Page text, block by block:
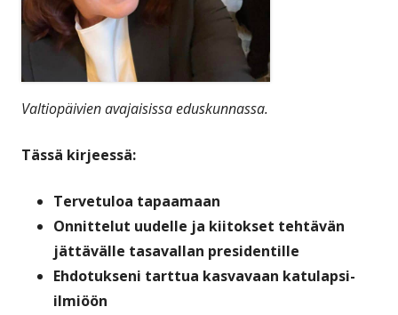
Valtiopäivien avajaisissa eduskunnassa.
Tässä kirjeessä:
Tervetuloa tapaamaan
Onnittelut uudelle ja kiitokset tehtävän
jättävälle tasavallan presidentille
Ehdotukseni tarttua kasvavaan katulapsi-
ilmiöön